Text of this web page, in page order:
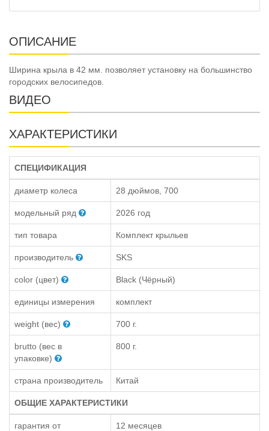
ОПИСАНИЕ
Ширина крыла в 42 мм. позволяет установку на большинство
городских велосипедов.
ВИДЕО
ХАРАКТЕРИСТИКИ
СПЕЦИФИКАЦИЯ
диаметр колеса 28 дюймов, 700
модельный ряд 2026 год
тип товара Комплект крыльев
производитель SKS
color (цвет) Black (Чёрный)
единицы измерения комплект
weight (вес) 700 г.
brutto (вес в
упаковке)
800 г.
страна производитель Китай
ОБЩИЕ ХАРАКТЕРИСТИКИ
гарантия от
12 месяцев